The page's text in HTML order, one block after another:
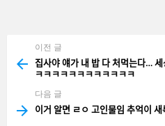
more
이전 글
집사야 얘가 내 밥 다 처먹는다…
ㅋㅋㅋㅋㅋㅋㅋㅋㅋㅋㅋㅋ
다음 글
이거 알면 ㄹㅇ 고인물임 추억이